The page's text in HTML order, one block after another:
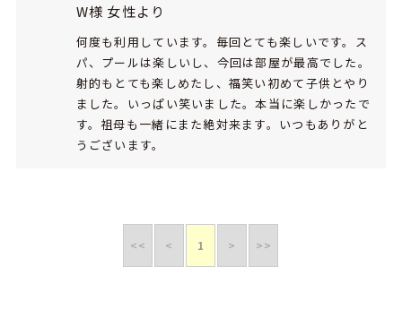
W様 女性より
何度も利用しています。毎回とても楽しいです。ス
パ、プールは楽しいし、今回は部屋が最高でした。
射的もとても楽しめたし、福笑い初めて子供とやり
ました。いっぱい笑いました。本当に楽しかったで
す。祖母も一緒にまた絶対来ます。いつもありがと
うございます。
<< < 1 > >>